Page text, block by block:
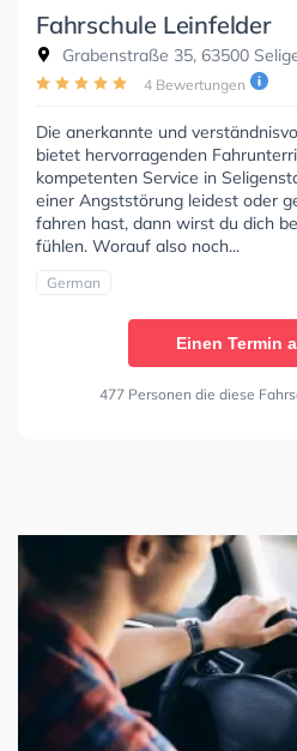
Fahrschule Leinfelder
Grabenstraße 35, 63500
4 Bewertungen
Die anerkannte und
bietet hervorragenden
kompetenten Service in
einer Angststörung leidest oder
fahren hast, dann wirst du dich
fühlen. Worauf also noch...
German
Einen Termin
477 Personen die diese